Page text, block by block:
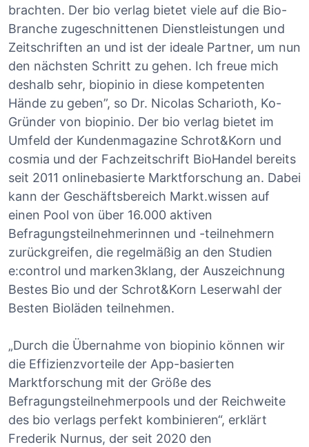
brachten. Der bio verlag bietet viele auf die Bio-
Branche zugeschnittenen Dienstleistungen und
Zeitschriften an und ist der ideale Partner, um nun
den nächsten Schritt zu gehen. Ich freue mich
deshalb sehr, biopinio in diese kompetenten
Hände zu geben”, so Dr. Nicolas Scharioth, Ko-
Gründer von biopinio. Der bio verlag bietet im
Umfeld der Kundenmagazine Schrot&Korn und
cosmia und der Fachzeitschrift BioHandel bereits
seit 2011 onlinebasierte Marktforschung an. Dabei
kann der Geschäftsbereich Markt.wissen auf
einen Pool von über 16.000 aktiven
Befragungsteilnehmerinnen und -teilnehmern
zurückgreifen, die regelmäßig an den Studien
e:control und marken3klang, der Auszeichnung
Bestes Bio und der Schrot&Korn Leserwahl der
Besten Bioläden teilnehmen.
„Durch die Übernahme von biopinio können wir
die Effizienzvorteile der App-basierten
Marktforschung mit der Größe des
Befragungsteilnehmerpools und der Reichweite
des bio verlags perfekt kombinieren“, erklärt
Frederik Nurnus, der seit 2020 den